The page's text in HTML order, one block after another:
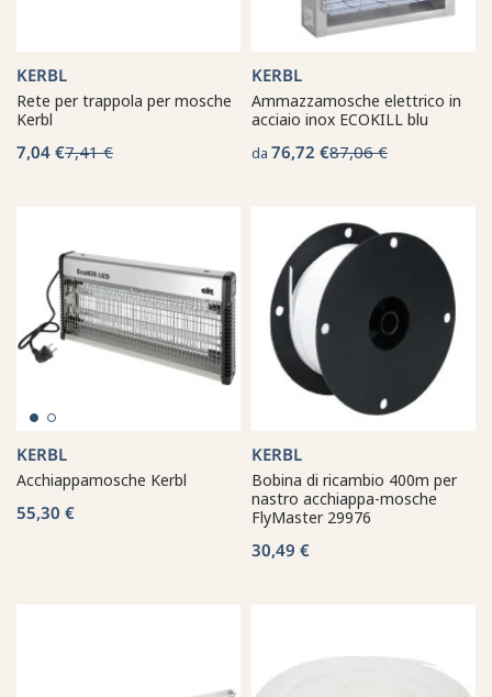
KERBL
Rete per trappola per mosche
Kerbl
7,04 €7,41 €
KERBL
Ammazzamosche elettrico in
acciaio inox ECOKILL blu
da 76,72 €87,06 €
KERBL
Acchiappamosche Kerbl
55,30 €
KERBL
Bobina di ricambio 400m per
nastro acchiappa-mosche
FlyMaster 29976
30,49 €